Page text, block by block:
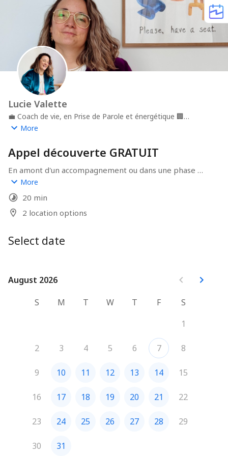
Lucie Valette
💼 Coach de vie, en Prise de Parole et énergétique 🏢
Thérapie décomplexée
More
Appel découverte GRATUIT
En amont d'un accompagnement ou dans une phase
d'exploration, prenons le temps d'échanger pour voir si
ma méthode, mon profil et tes besoins peuvent
matcher !
More
20 min
2 location options
Select date
August 2026
August 2026
S
M T W T F
S
1
2 3 4 5 6 7 8
9 10 11 12 13 14 15
16 17 18 19 20 21 22
23 24 25 26 27 28 29
30 31